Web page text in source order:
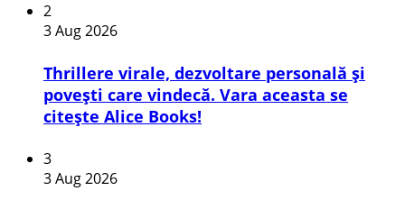
2
3 Aug 2026
Thrillere virale, dezvoltare personală și
povești care vindecă. Vara aceasta se
citește Alice Books!
3
3 Aug 2026